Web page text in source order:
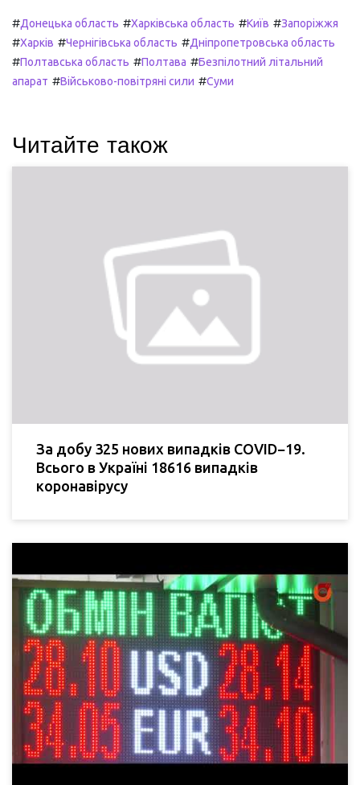
#Донецька область #Харківська область #Київ #Запоріжжя
#Харків #Чернігівська область #Дніпропетровська область
#Полтавська область #Полтава #Безпілотний літальний
апарат #Військово-повітряні сили #Суми
Читайте також
За добу 325 нових випадків COVID−19.
Всього в Україні 18616 випадків
коронавірусу